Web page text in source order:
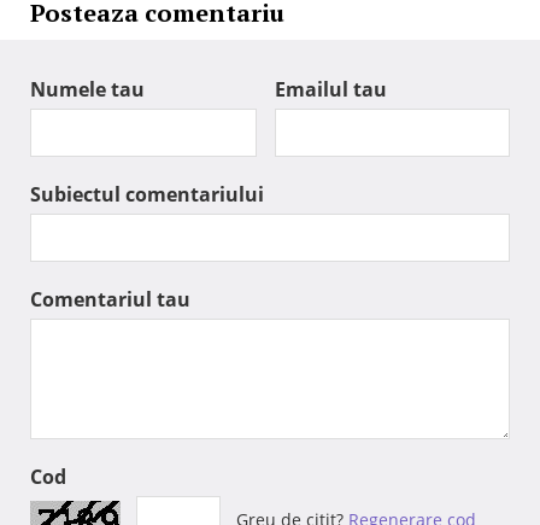
Posteaza comentariu
Numele tau Emailul tau
Subiectul comentariului
Comentariul tau
Cod
Greu de citit? Regenerare cod